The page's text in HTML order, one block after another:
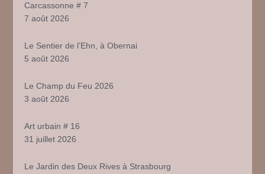
Carcassonne # 7
7 août 2026
Le Sentier de l’Ehn, à Obernai
5 août 2026
Le Champ du Feu 2026
3 août 2026
Art urbain # 16
31 juillet 2026
Le Jardin des Deux Rives à Strasbourg